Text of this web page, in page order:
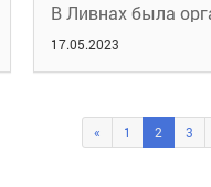
17.05.2023
« 1 2 3